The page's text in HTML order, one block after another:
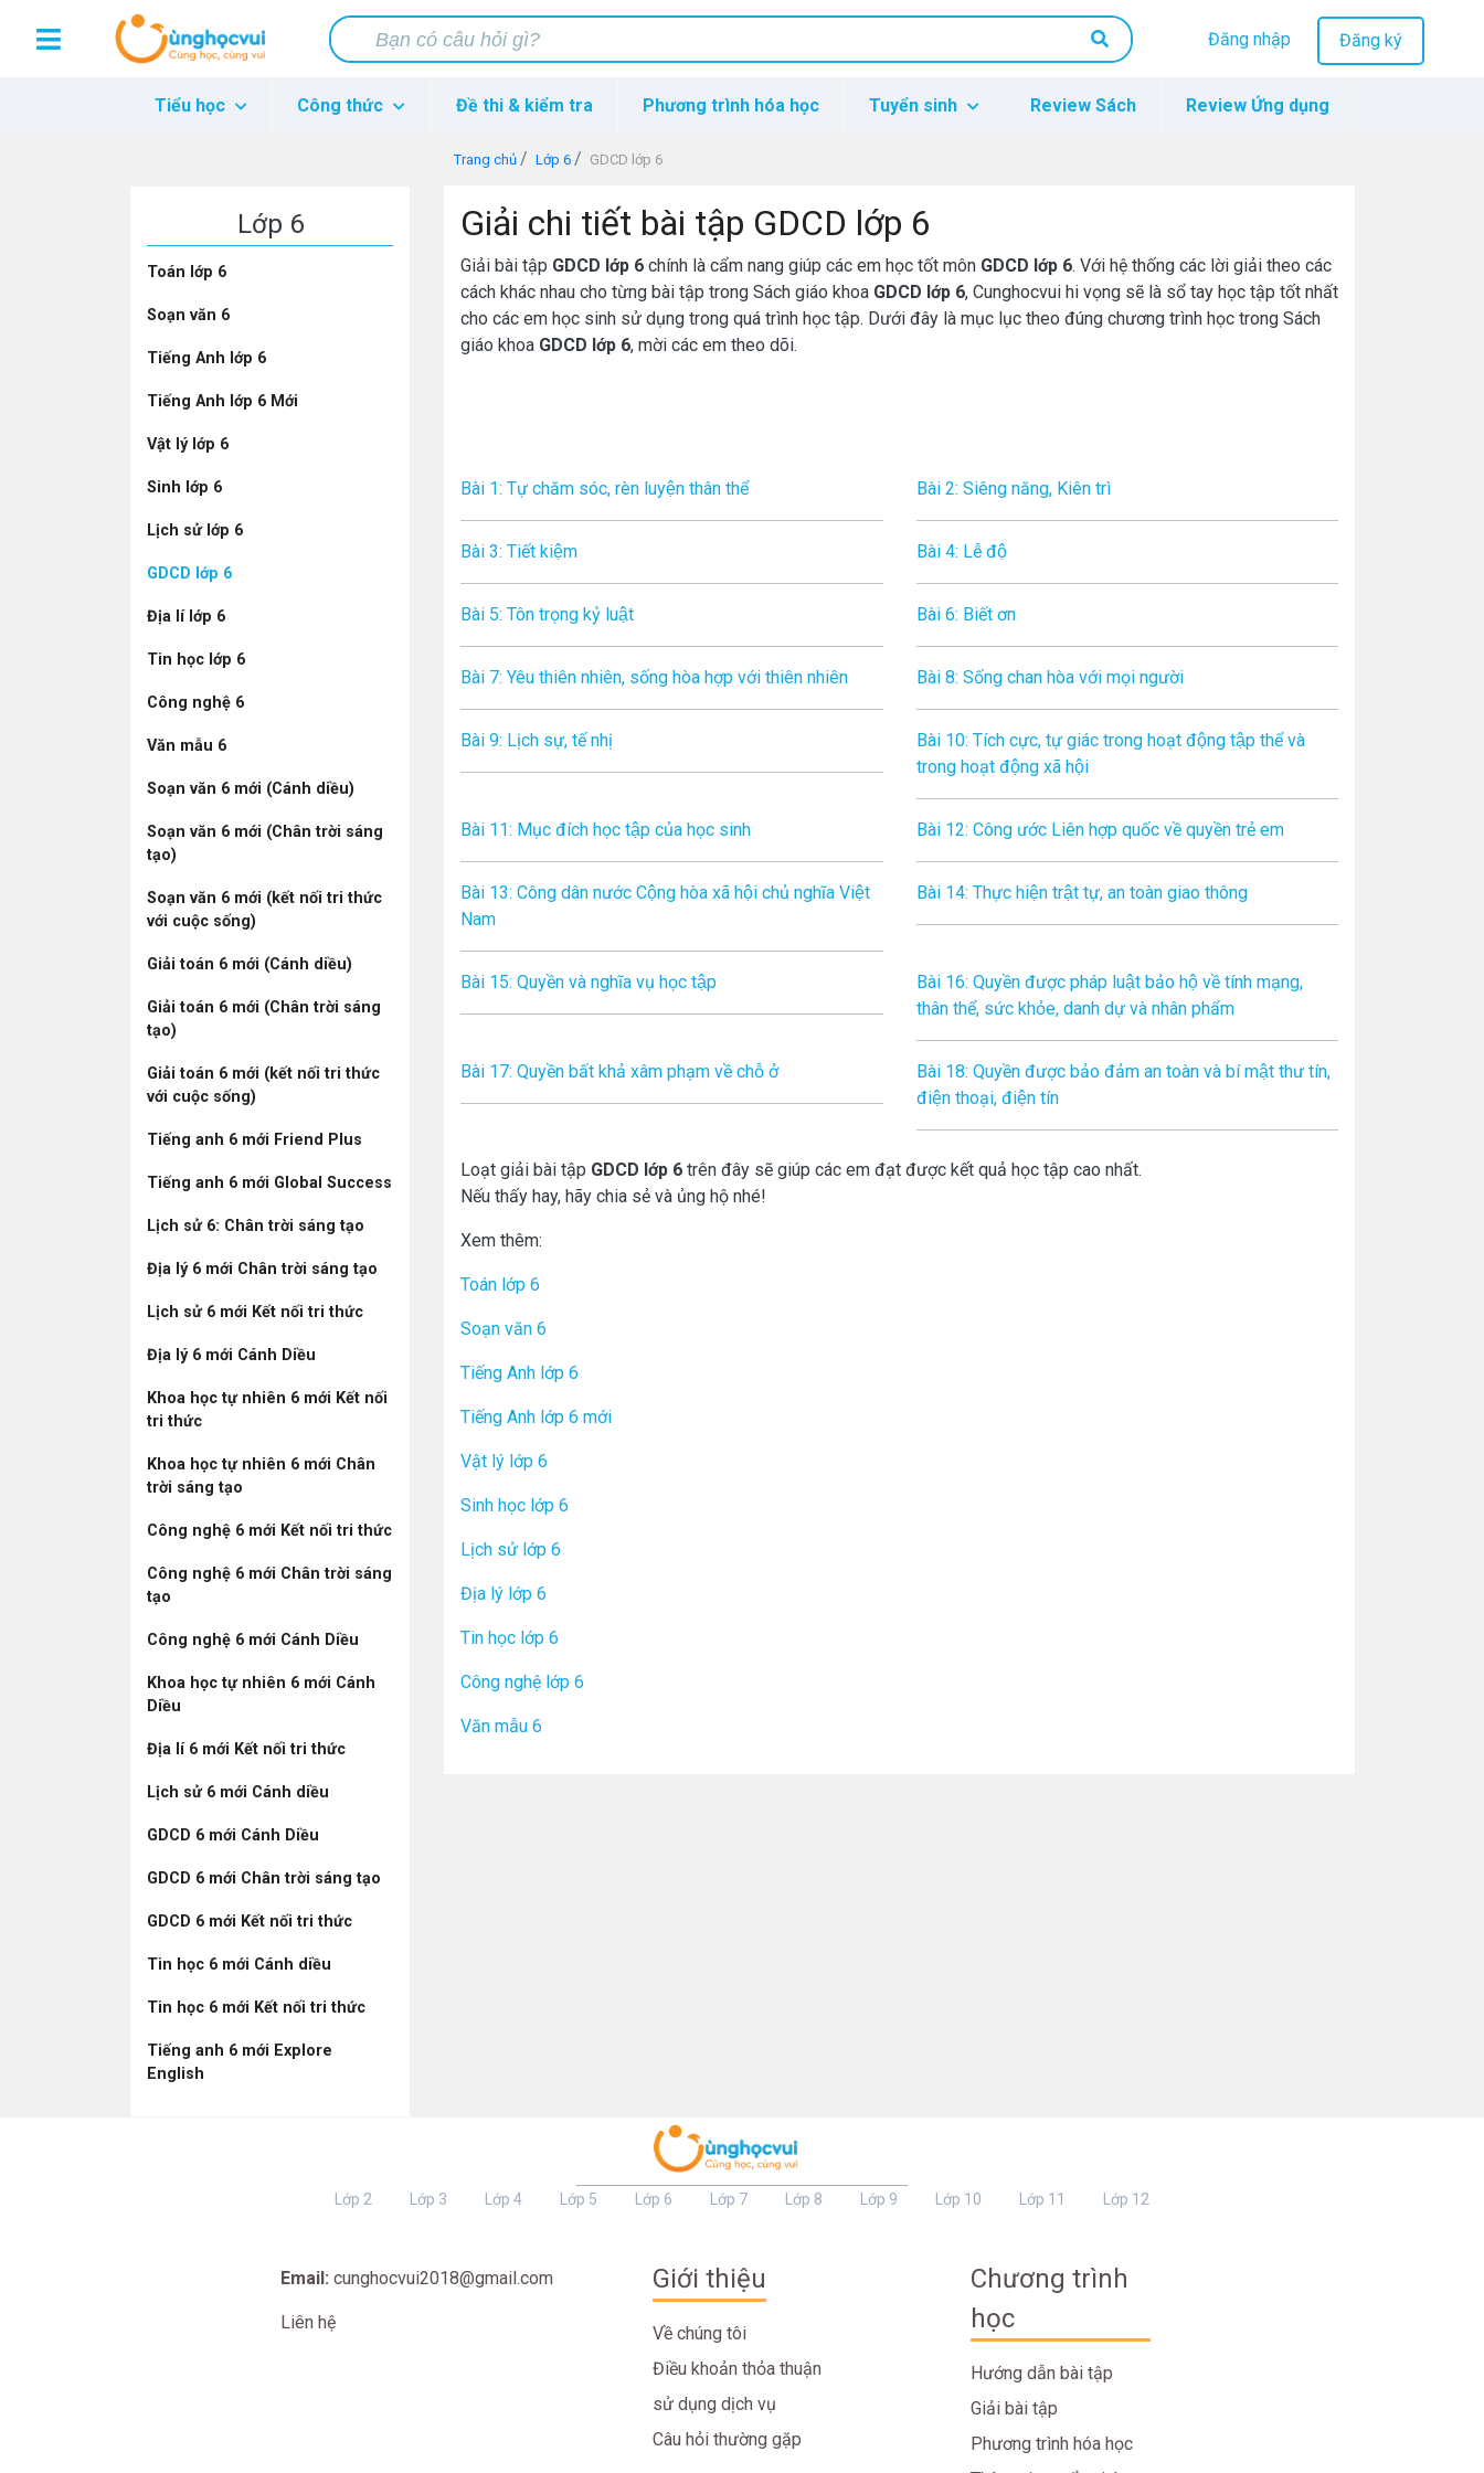
Đăng nhập Đăng ký
Tiểu học Công thức Đề thi & kiểm tra Phương trình hóa học Tuyển sinh Review Sách Review Ứng dụng
Trang chủ Lớp 6 GDCD lớp 6
Lớp 6
Toán lớp 6
Soạn văn 6
Tiếng Anh lớp 6
Tiếng Anh lớp 6 Mới
Vật lý lớp 6
Sinh lớp 6
Lịch sử lớp 6
GDCD lớp 6
Địa lí lớp 6
Tin học lớp 6
Công nghệ 6
Văn mẫu 6
Soạn văn 6 mới (Cánh diều)
Soạn văn 6 mới (Chân trời sáng
tạo)
Soạn văn 6 mới (kết nối tri thức
với cuộc sống)
Giải toán 6 mới (Cánh diều)
Giải toán 6 mới (Chân trời sáng
tạo)
Giải toán 6 mới (kết nối tri thức
với cuộc sống)
Tiếng anh 6 mới Friend Plus
Tiếng anh 6 mới Global Success
Lịch sử 6: Chân trời sáng tạo
Địa lý 6 mới Chân trời sáng tạo
Lịch sử 6 mới Kết nối tri thức
Địa lý 6 mới Cánh Diều
Khoa học tự nhiên 6 mới Kết nối
tri thức
Khoa học tự nhiên 6 mới Chân
trời sáng tạo
Công nghệ 6 mới Kết nối tri thức
Công nghệ 6 mới Chân trời sáng
tạo
Công nghệ 6 mới Cánh Diều
Khoa học tự nhiên 6 mới Cánh
Diều
Địa lí 6 mới Kết nối tri thức
Lịch sử 6 mới Cánh diều
GDCD 6 mới Cánh Diều
GDCD 6 mới Chân trời sáng tạo
GDCD 6 mới Kết nối tri thức
Tin học 6 mới Cánh diều
Tin học 6 mới Kết nối tri thức
Tiếng anh 6 mới Explore
English
Giải chi tiết bài tập GDCD lớp 6
Giải bài tập GDCD lớp 6 chính là cẩm nang giúp các em học tốt môn GDCD lớp 6. Với hệ thống các lời giải theo các
cách khác nhau cho từng bài tập trong Sách giáo khoa GDCD lớp 6, Cunghocvui hi vọng sẽ là sổ tay học tập tốt nhất
cho các em học sinh sử dụng trong quá trình học tập. Dưới đây là mục lục theo đúng chương trình học trong Sách
giáo khoa GDCD lớp 6, mời các em theo dõi.
Bài 1: Tự chăm sóc, rèn luyện thân thể Bài 2: Siêng năng, Kiên trì
Bài 3: Tiết kiệm Bài 4: Lễ độ
Bài 5: Tôn trọng kỷ luật Bài 6: Biết ơn
Bài 7: Yêu thiên nhiên, sống hòa hợp với thiên nhiên Bài 8: Sống chan hòa với mọi người
Bài 9: Lịch sự, tế nhị
Bài 10: Tích cực, tự giác trong hoạt động tập thể và
trong hoạt động xã hội
Bài 11: Mục đích học tập của học sinh Bài 12: Công ước Liên hợp quốc về quyền trẻ em
Bài 13: Công dân nước Cộng hòa xã hội chủ nghĩa Việt
Nam
Bài 14: Thực hiện trật tự, an toàn giao thông
Bài 15: Quyền và nghĩa vụ học tập
Bài 16: Quyền được pháp luật bảo hộ về tính mạng,
thân thể, sức khỏe, danh dự và nhân phẩm
Bài 17: Quyền bất khả xâm phạm về chỗ ở
Bài 18: Quyền được bảo đảm an toàn và bí mật thư tín,
điện thoại, điện tín
Loạt giải bài tập GDCD lớp 6 trên đây sẽ giúp các em đạt được kết quả học tập cao nhất.
Nếu thấy hay, hãy chia sẻ và ủng hộ nhé!
Xem thêm:
Toán lớp 6
Soạn văn 6
Tiếng Anh lớp 6
Tiếng Anh lớp 6 mới
Vật lý lớp 6
Sinh học lớp 6
Lịch sử lớp 6
Địa lý lớp 6
Tin học lớp 6
Công nghệ lớp 6
Văn mẫu 6
Lớp 2 Lớp 3 Lớp 4 Lớp 5 Lớp 6 Lớp 7 Lớp 8 Lớp 9 Lớp 10 Lớp 11 Lớp 12
Email: cunghocvui2018@gmail.com
Liên hệ
Giới thiệu
Về chúng tôi
Điều khoản thỏa thuận
sử dụng dịch vụ
Câu hỏi thường gặp
Chương trình
học
Hướng dẫn bài tập
Giải bài tập
Phương trình hóa học